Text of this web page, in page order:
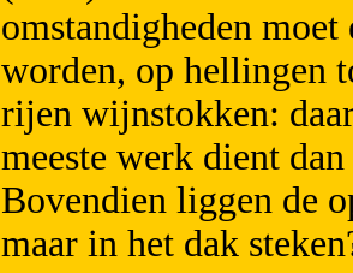
omstandigheden moet
worden, op hellingen
rijen wijnstokken:
meeste werk dient
Bovendien liggen de
maar in het dak